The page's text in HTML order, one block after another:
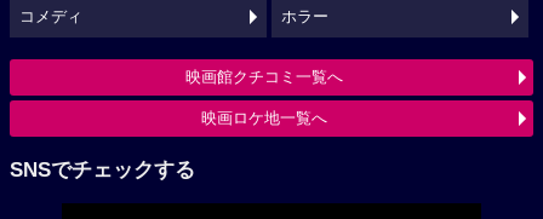
コメディ ホラー
映画館クチコミ一覧へ
映画ロケ地一覧へ
SNSでチェックする